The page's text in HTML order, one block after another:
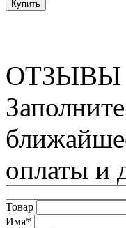
ОТЗЫВЫ
оплаты и
Товар
Имя*